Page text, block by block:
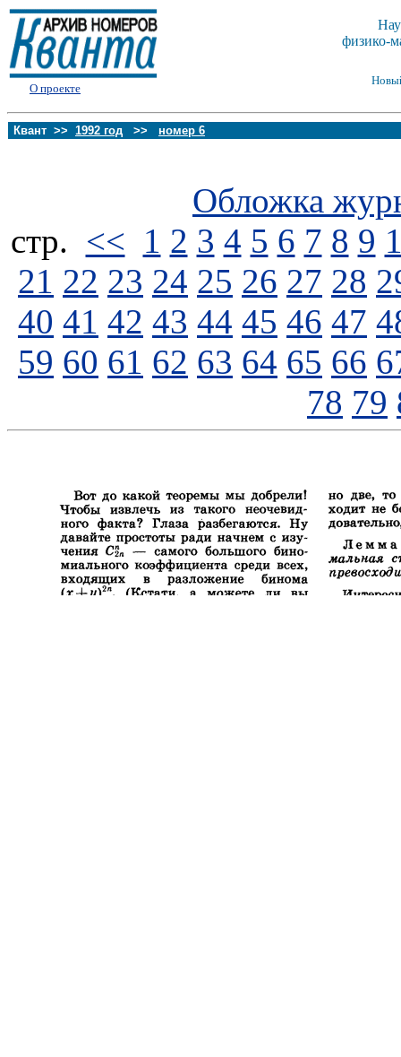
О проекте
физико-
Квант >> 1992 год >> номер 6
Обложка
стp. << 1 2 3 4 5 6 7 8 9
21 22 23 24 25 26 27 28
40 41 42 43 44 45 46 47
59 60 61 62 63 64 65 66
78 79